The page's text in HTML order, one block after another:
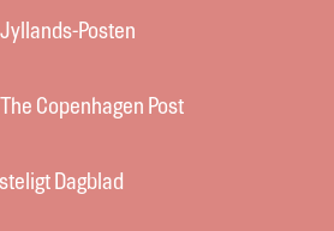
Posten
Post
Dagblad